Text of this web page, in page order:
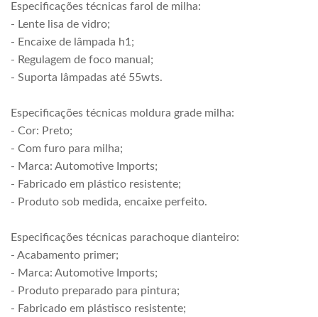
Especificações técnicas farol de milha:
- Lente lisa de vidro;
- Encaixe de lâmpada h1;
- Regulagem de foco manual;
- Suporta lâmpadas até 55wts.
Especificações técnicas moldura grade milha:
- Cor: Preto;
- Com furo para milha;
- Marca: Automotive Imports;
- Fabricado em plástico resistente;
- Produto sob medida, encaixe perfeito.
Especificações técnicas parachoque dianteiro:
- Acabamento primer;
- Marca: Automotive Imports;
- Produto preparado para pintura;
- Fabricado em plástisco resistente;